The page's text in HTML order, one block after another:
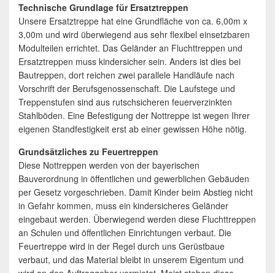
Technische Grundlage für Ersatztreppen
Unsere Ersatztreppe hat eine Grundfläche von ca. 6,00m x
3,00m und wird überwiegend aus sehr flexibel einsetzbaren
Modulteilen errichtet. Das Geländer an Fluchttreppen und
Ersatztreppen muss kindersicher sein. Anders ist dies bei
Bautreppen, dort reichen zwei parallele Handläufe nach
Vorschrift der Berufsgenossenschaft. Die Laufstege und
Treppenstufen sind aus rutschsicheren feuerverzinkten
Stahlböden. Eine Befestigung der Nottreppe ist wegen Ihrer
eigenen Standfestigkeit erst ab einer gewissen Höhe nötig.
Grundsätzliches zu Feuertreppen
Diese Nottreppen werden von der bayerischen
Bauverordnung in öffentlichen und gewerblichen Gebäuden
per Gesetz vorgeschrieben. Damit Kinder beim Abstieg nicht
in Gefahr kommen, muss ein kindersicheres Geländer
eingebaut werden. Überwiegend werden diese Fluchttreppen
an Schulen und öffentlichen Einrichtungen verbaut. Die
Feuertreppe wird in der Regel durch uns Gerüstbaue
verbaut, und das Material bleibt in unserem Eigentum und